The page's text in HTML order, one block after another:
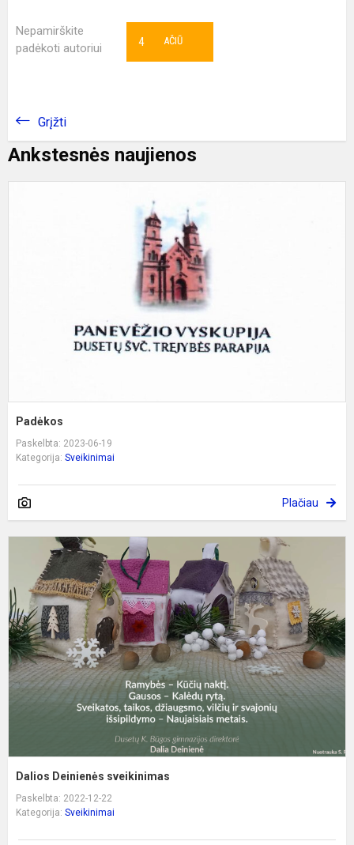
Nepamirškite
padėkoti autoriui
AČIŪ
4
Grįžti
Ankstesnės naujienos
Padėkos
Paskelbta: 2023-06-19
Kategorija: Sveikinimai
Plačiau
Dalios Deinienės sveikinimas
Paskelbta: 2022-12-22
Kategorija: Sveikinimai